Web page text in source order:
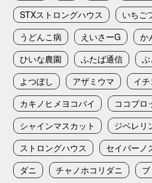
STXストロングハウス
いちご
うどんこ病
えいさーG か
ひいな農園
ふたば通信 ぶ
よつぼし
アザミウマ
イ
カキノヒメヨコバイ
ココブロ
シャインマスカット
ジベレリ
ストロングハウス
セイバーノ
ダニ
チャノホコリダニ